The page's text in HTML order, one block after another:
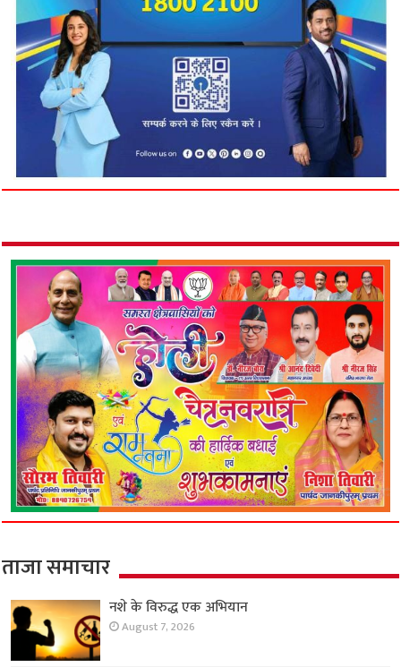
ताजा समाचार
नशे के विरुद्ध एक अभियान
August 7, 2026